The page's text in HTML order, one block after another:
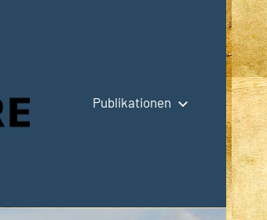
Publikationen